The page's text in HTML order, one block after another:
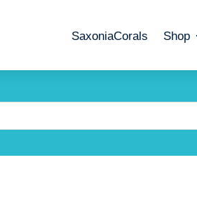
SaxoniaCorals Shop